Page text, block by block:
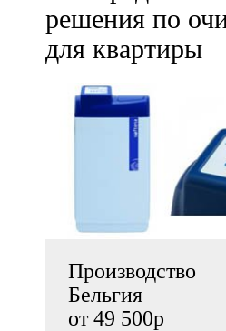
решения по
для квартиры
Производство
Бельгия
от 49 500р